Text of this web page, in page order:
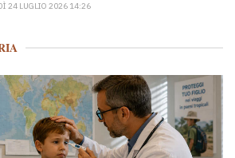
24 LUGLIO 2026 14:26